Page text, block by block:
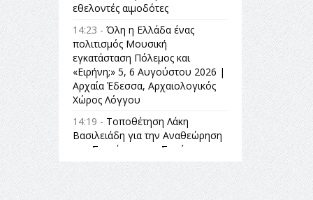
εθελοντές αιμοδότες
14:23 - Όλη η Ελλάδα ένας
πολιτισμός Μουσική
εγκατάσταση Πόλεμος και
«Ειρήνη;» 5, 6 Αυγούστου 2026 |
Αρχαία Έδεσσα, Αρχαιολογικός
Χώρος Λόγγου
14:19 - Τοποθέτηση Λάκη
Βασιλειάδη για την Αναθεώρηση
του Συντάγματος: «Σε τέτοιες
κορυφαίες θεσμικές διαδικασίες
υπάρχει μόνο η ευθύνη απέναντι
στις επόμενες γενιές»